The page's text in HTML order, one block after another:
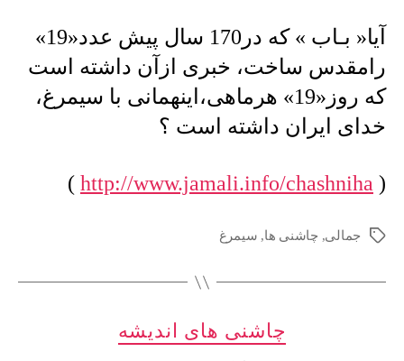
که
در170
پیش
…
آیا« بـاب » که در170 سال پیش عدد«19»
رامقدس ساخت، خبری ازآن داشته است
که روز«19» هرماهی،اینهمانی با سیمرغ،
خدای ایران داشته است ؟
(
http://www.jamali.info/chashniha
)
برچسب‌ها
جمالی, چاشنی ها, سیمرغ
دسته‌ها
چاشنی های اندیشه